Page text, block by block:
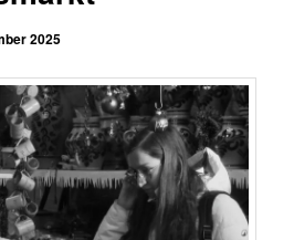
2025